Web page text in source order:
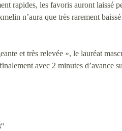
rapides, les favoris auront
n’aura que très rarement
et très relevée », le lauréat
avec 2 minutes d’avance